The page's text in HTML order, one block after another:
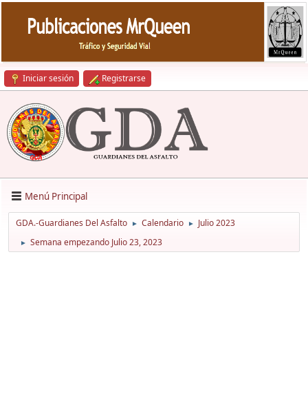
Iniciar sesión Registrarse
Menú Principal
GDA.-Guardianes Del Asfalto ► Calendario ► Julio 2023
► Semana empezando Julio 23, 2023